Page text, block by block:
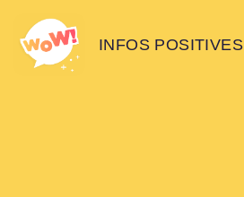
INFOS POSITIVES